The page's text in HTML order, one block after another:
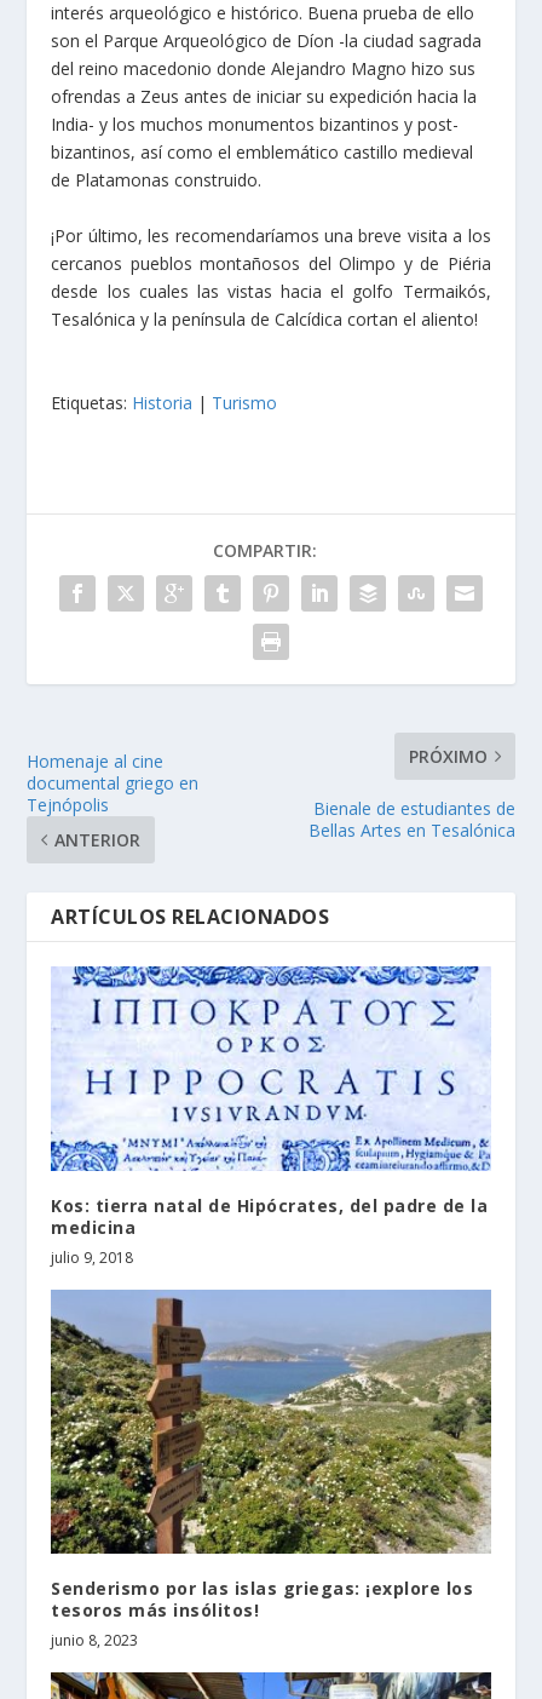
interés arqueológico e histórico. Buena prueba de ello
son el Parque Arqueológico de Díon -la ciudad sagrada
del reino macedonio donde Alejandro Magno hizo sus
ofrendas a Zeus antes de iniciar su expedición hacia la
India- y los muchos monumentos bizantinos y post-
bizantinos, así como el emblemático castillo medieval
de Platamonas construido.
¡Por último, les recomendaríamos una breve visita a los
cercanos pueblos montañosos del Olimpo y de Piéria
desde los cuales las vistas hacia el golfo Termaikós,
Tesalónica y la península de Calcídica cortan el aliento!
Etiquetas: Historia | Turismo
COMPARTIR:
Homenaje al cine
documental griego en
Tejnópolis
ANTERIOR
PRÓXIMO
Bienale de estudiantes de
Bellas Artes en Tesalónica
ARTÍCULOS RELACIONADOS
Kos: tierra natal de Hipócrates, del padre de la
medicina
julio 9, 2018
Senderismo por las islas griegas: ¡explore los
tesoros más insólitos!
junio 8, 2023